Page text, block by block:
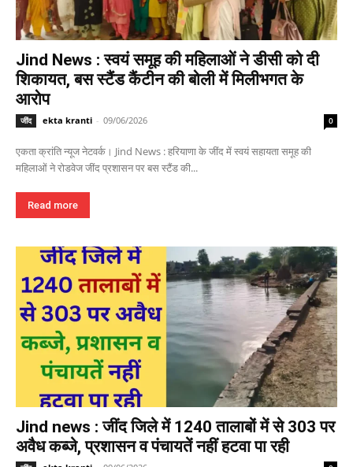
Jind News : स्वयं समूह की महिलाओं ने डीसी को दी
शिकायत, बस स्टैंड कैंटीन की बोली में मिलीभगत के
आरोप
जींद ekta kranti - 09/06/2026 0
एकता क्रांति न्यूज नेटवर्क। Jind News : हरियाणा के जींद में स्वयं सहायता समूह की
महिलाओं ने रोडवेज जींद प्रशासन पर बस स्टैंड की...
Read more
Jind news : जींद जिले में 1240 तालाबों में से 303 पर
अवैध कब्जे, प्रशासन व पंचायतें नहीं हटवा पा रही